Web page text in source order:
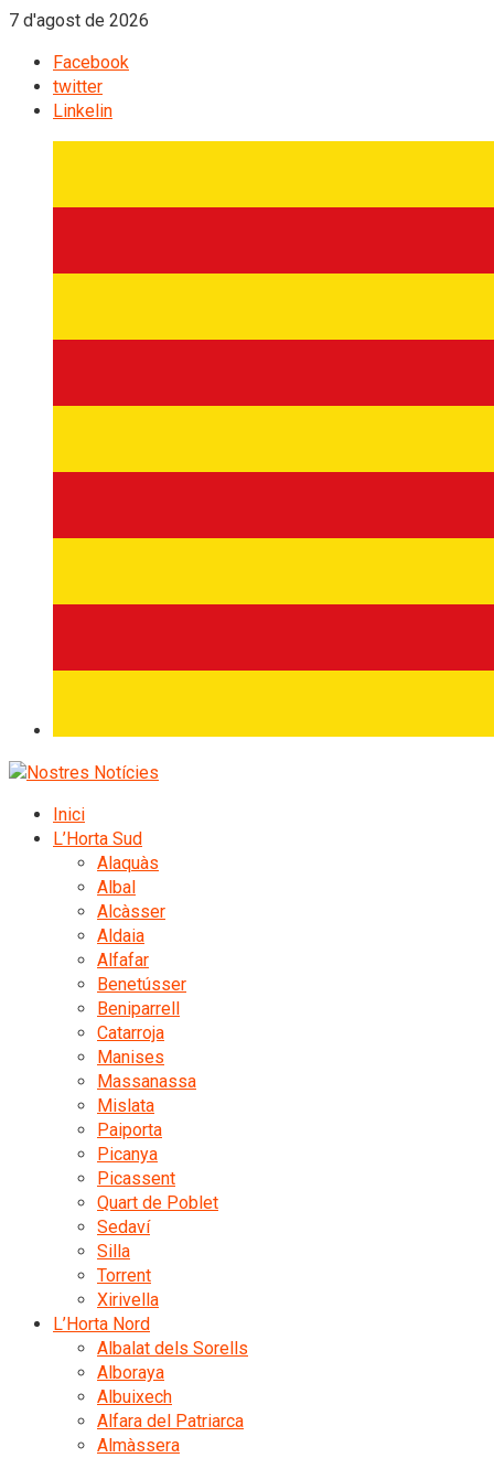
7 d'agost de 2026
Facebook
twitter
Linkelin
Inici
L’Horta Sud
Alaquàs
Albal
Alcàsser
Aldaia
Alfafar
Benetússer
Beniparrell
Catarroja
Manises
Massanassa
Mislata
Paiporta
Picanya
Picassent
Quart de Poblet
Sedaví
Silla
Torrent
Xirivella
L’Horta Nord
Albalat dels Sorells
Alboraya
Albuixech
Alfara del Patriarca
Almàssera